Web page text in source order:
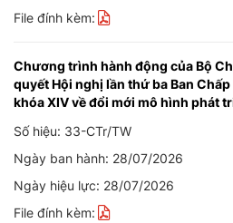
File đính kèm:
Chương trình hành động của Bộ
quyết Hội nghị lần thứ ba Ban
khóa XIV về đổi mới mô hình phát
Số hiệu: 33-CTr/TW
Ngày ban hành: 28/07/2026
Ngày hiệu lực: 28/07/2026
File đính kèm: